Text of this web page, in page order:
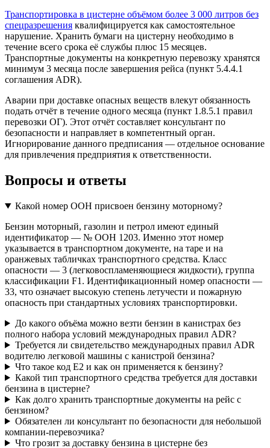
Транспортировка в цистерне объёмом более 3 000 литров без
спецразрешения квалифицируется как самостоятельное
нарушение. Хранить бумаги на цистерну необходимо в
течение всего срока её службы плюс 15 месяцев.
Транспортные документы на конкретную перевозку хранятся
минимум 3 месяца после завершения рейса (пункт 5.4.4.1
соглашения ADR).
Аварии при доставке опасных веществ влекут обязанность
подать отчёт в течение одного месяца (пункт 1.8.5.1 правил
перевозки ОГ). Этот отчёт составляет консультант по
безопасности и направляет в компетентный орган.
Игнорирование данного предписания — отдельное основание
для привлечения предприятия к ответственности.
Вопросы и ответы
Какой номер ООН присвоен бензину моторному?
Бензин моторный, газолин и петрол имеют единый
идентификатор — № ООН 1203. Именно этот номер
указывается в транспортном документе, на таре и на
оранжевых табличках транспортного средства. Класс
опасности — 3 (легковоспламеняющиеся жидкости), группа
классификации F1. Идентификационный номер опасности —
33, что означает высокую степень летучести и пожарную
опасность при стандартных условиях транспортировки.
До какого объёма можно везти бензин в канистрах без
полного набора условий международных правил ADR?
Требуется ли свидетельство международных правил ADR
водителю легковой машины с канистрой бензина?
Что такое код E2 и как он применяется к бензину?
Какой тип транспортного средства требуется для доставки
бензина в цистерне?
Как долго хранить транспортные документы на рейс с
бензином?
Обязателен ли консультант по безопасности для небольшой
компании-перевозчика?
Что грозит за доставку бензина в цистерне без